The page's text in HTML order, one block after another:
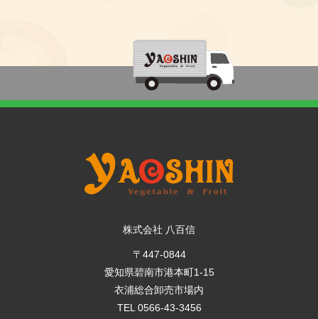
株式会社 八百信
〒447-0844
愛知県碧南市港本町1-15
衣浦総合卸売市場内
TEL 0566-43-3456